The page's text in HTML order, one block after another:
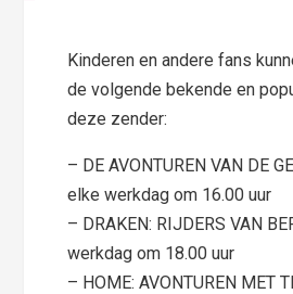
Kinderen en andere fans
de volgende bekende en
deze zender:
– DE AVONTUREN VAN DE
elke werkdag om 16.00 uur
– DRAKEN: RIJDERS VAN
werkdag om 18.00 uur
– HOME: AVONTUREN MET